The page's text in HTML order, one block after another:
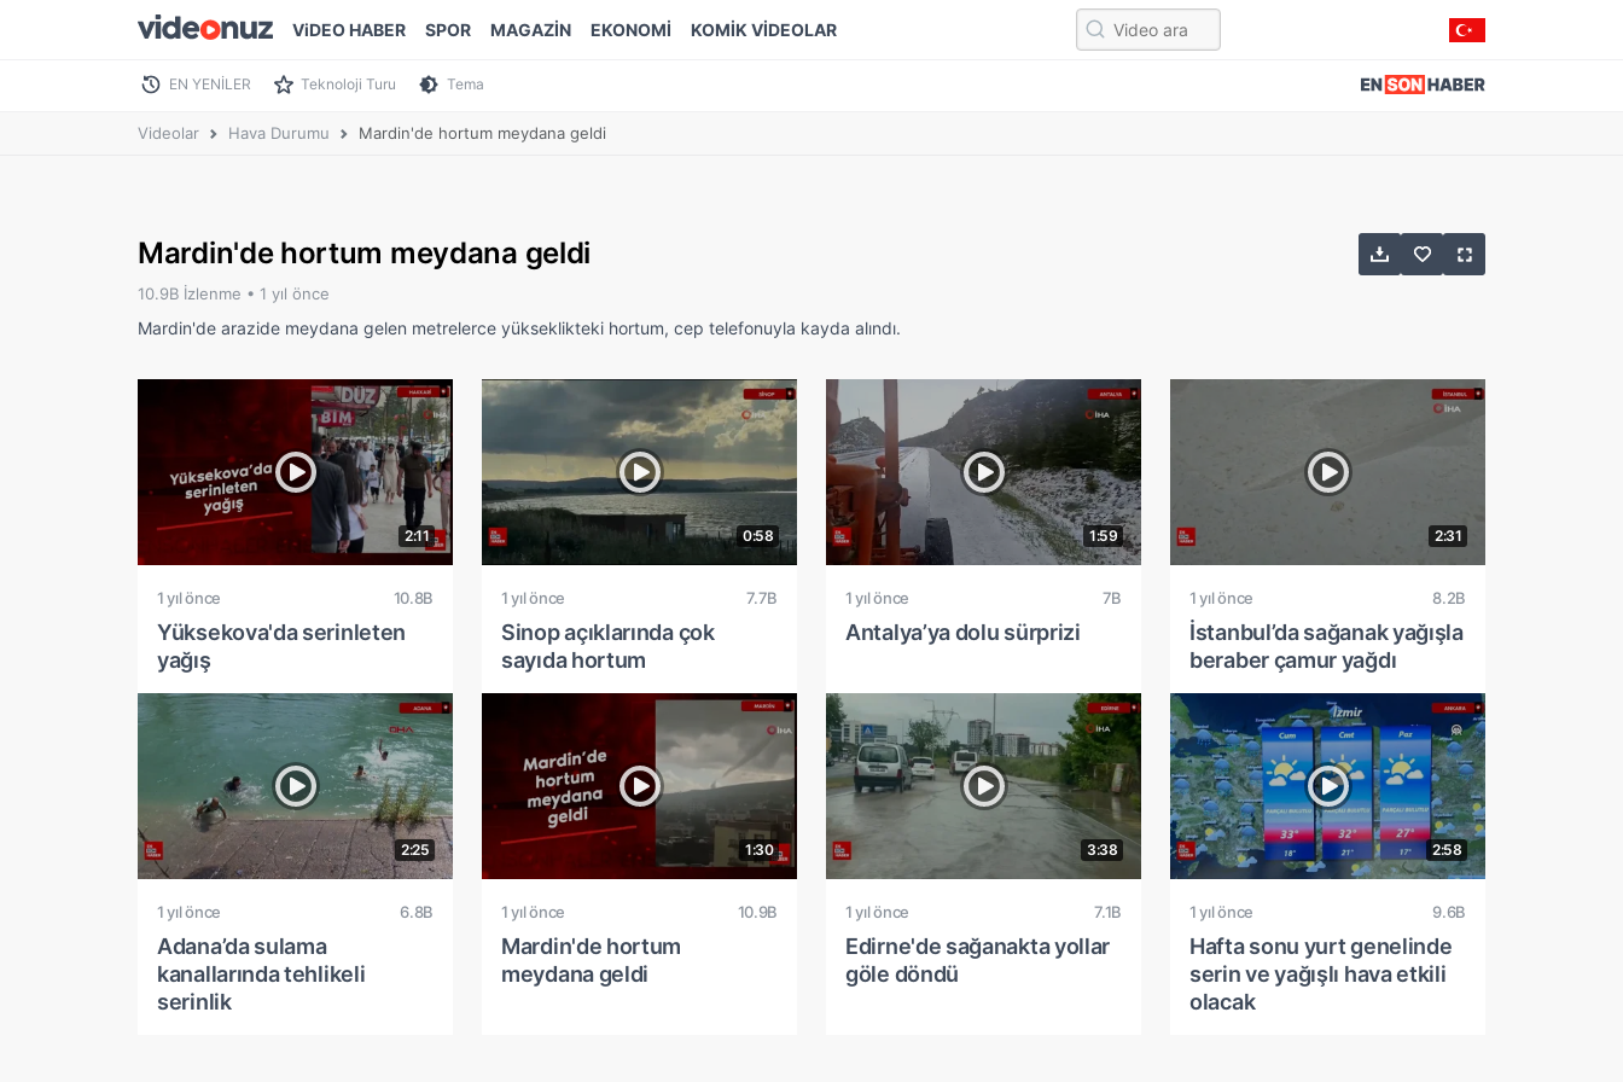
ViDEO HABER SPOR MAGAZİN EKONOMİ KOMİK VİDEOLAR
EN YENİLER Teknoloji Turu Tema
Videolar Hava Durumu Mardin'de hortum meydana geldi
Mardin'de hortum meydana geldi
10.9B İzlenme • 1 yıl önce
Mardin'de arazide meydana gelen metrelerce yükseklikteki hortum, cep telefonuyla kayda alındı.
2:11
1 yıl önce 10.8B
Yüksekova'da serinleten
yağış
0:58
1 yıl önce 7.7B
Sinop açıklarında çok
sayıda hortum
1:59
1 yıl önce 7B
Antalya’ya dolu sürprizi
2:31
1 yıl önce 8.2B
İstanbul’da sağanak yağışla
beraber çamur yağdı
2:25
1 yıl önce 6.8B
Adana’da sulama
kanallarında tehlikeli
serinlik
1:30
1 yıl önce 10.9B
Mardin'de hortum
meydana geldi
3:38
1 yıl önce 7.1B
Edirne'de sağanakta yollar
göle döndü
2:58
1 yıl önce 9.6B
Hafta sonu yurt genelinde
serin ve yağışlı hava etkili
olacak